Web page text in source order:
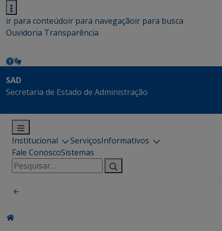
ir para conteúdoir para navegaçãoir para busca
Ouvidoria Transparência
SAD
Secretaria de Estado de Administração
Institucional ServiçosInformativos
Fale ConoscoSistemas
Pesquisar
por: